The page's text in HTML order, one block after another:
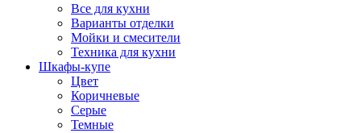
Все для кухни
Варианты отделки
Мойки и смесители
Техника для кухни
Шкафы-купе
Цвет
Коричневые
Серые
Темные